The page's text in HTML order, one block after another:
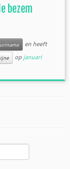
bezem
en heeft
op januari